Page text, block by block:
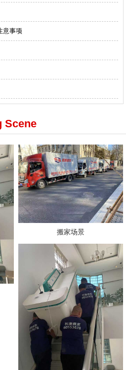
意事项
Scene
搬家场景